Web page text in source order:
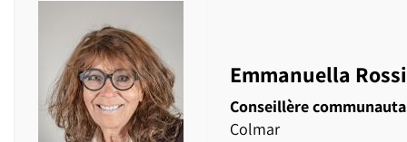
Emmanuella Rossi
Conseillère
Colmar